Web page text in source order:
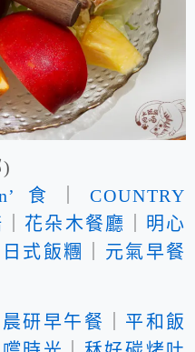
食 ｜COUNTRY
花朵木餐廳
明心
式飯糰
元氣早餐
晨研早午餐
平和飯